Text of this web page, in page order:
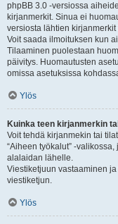
phpBB 3.0 -versiossa
kirjanmerkit. Sinua ei
versiosta lähtien
Voit saada ilmoituksen kun
Tilaaminen puolestaan
päivitys. Huomautusten
omissa asetuksissa
Ylös
Kuinka teen kirjanmerkin
Voit tehdä kirjanmekin tai
“Aiheen työkalut” -
alalaidan lähelle.
Viestiketjuun vastaaminen
viestiketjun.
Ylös